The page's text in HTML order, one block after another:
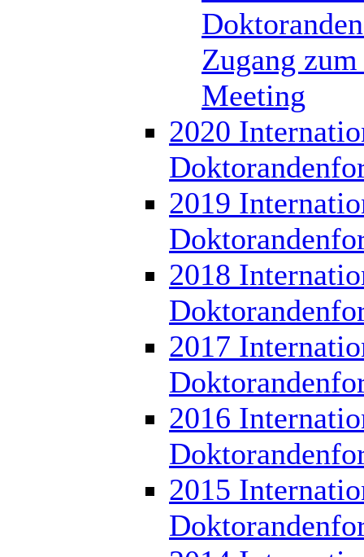
Zugang
Meeting
2020
2019
2018
2017
2016
2015